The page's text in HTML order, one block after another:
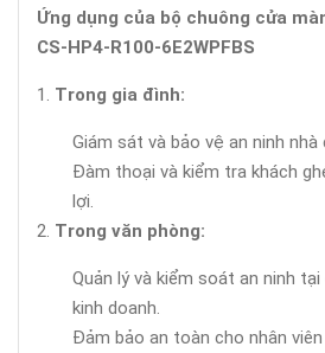
Ứng dụng của bộ chuông cửa
CS-HP4-R100-6E2WPFBS
Trong gia đình:
Giám sát và bảo vệ an ninh nhà
Đàm thoại và kiểm tra khách
lợi.
Trong văn phòng:
Quản lý và kiểm soát an ninh
kinh doanh.
Đảm bảo an toàn cho nhân viên